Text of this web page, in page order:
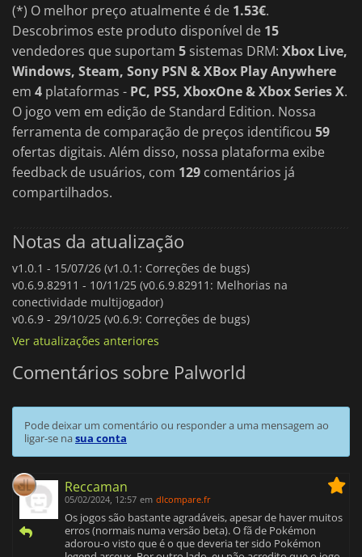
(*) O melhor preço atualmente é de 1.53€.
Descobrimos este produto disponível de 15
vendedores que suportam 5 sistemas DRM: Xbox Live,
Windows, Steam, Sony PSN & XBox Play Anywhere
em 4 plataformas - PC, PS5, XboxOne & Xbox Series X.
O jogo vem em edição de Standard Edition. Nossa
ferramenta de comparação de preços identificou 59
ofertas digitais. Além disso, nossa plataforma exibe
feedback de usuários, com 129 comentários já
compartilhados.
Notas da atualização
v1.0.1 - 15/07/26 (v1.0.1: Correções de bugs)
v0.6.9.82911 - 10/11/25 (v0.6.9.82911: Melhorias na
conectividade multijogador)
v0.6.9 - 29/10/25 (v0.6.9: Correções de bugs)
Ver atualizações anteriores
Comentários sobre Palworld
Pode deixar um comentário ou responder a uma mensagem ao
ligar-se nasua conta
Reccaman
05/02/2024, 12:57 em dlcompare.fr
Os jogos são bastante agradáveis, apesar de haver muitos
erros (normais numa versão beta). O fã de Pokémon
adorou-o visto que é o que deveria ter sido Pokémon